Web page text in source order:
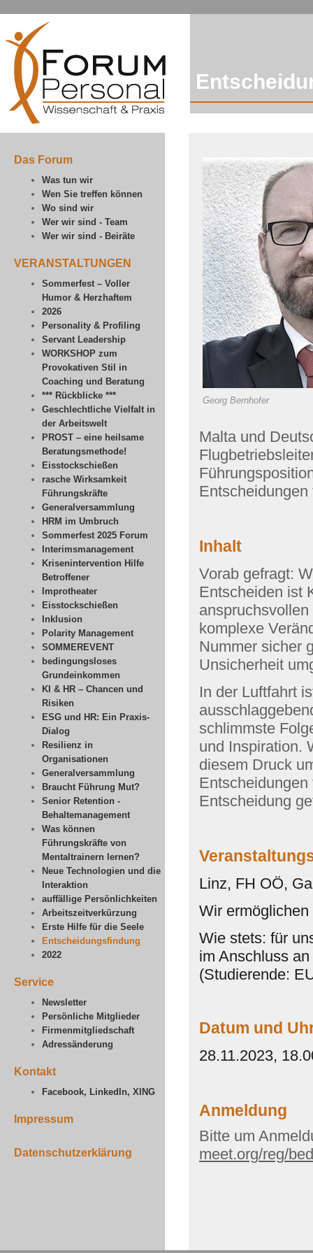
Das Forum
Was tun wir
Wen Sie treffen können
Wo sind wir
Wer wir sind - Team
Wer wir sind - Beiräte
VERANSTALTUNGEN
Sommerfest – Voller
Humor & Herzhaftem
2026
Personality & Profiling
Servant Leadership
WORKSHOP zum
Provokativen Stil in
Coaching und Beratung
*** Rückblicke ***
Geschlechtliche Vielfalt in
der Arbeitswelt
PROST – eine heilsame
Beratungsmethode!
Eisstockschießen
rasche Wirksamkeit
Führungskräfte
Generalversammlung
HRM im Umbruch
Sommerfest 2025 Forum
Interimsmanagement
Krisenintervention Hilfe
Betroffener
Improtheater
Eisstockschießen
Inklusion
Polarity Management
SOMMEREVENT
bedingungsloses
Grundeinkommen
KI & HR – Chancen und
Risiken
ESG und HR: Ein Praxis-
Dialog
Resilienz in
Organisationen
Generalversammlung
Braucht Führung Mut?
Senior Retention -
Behaltemanagement
Was können
Führungskräfte von
Mentaltrainern lernen?
Neue Technologien und die
Interaktion
auffällige Persönlichkeiten
Arbeitszeitverkürzung
Erste Hilfe für die Seele
Entscheidungsfindung
2022
Service
Newsletter
Persönliche Mitglieder
Firmenmitgliedschaft
Adressänderung
Kontakt
Facebook, LinkedIn, XING
Impressum
Datenschutzerklärung
Georg Bernhofer
Malta und
Inhalt
Vorab gefragt:
Entscheiden ist
komplexe
Nummer sicher
Unsicherheit
In der Luftfahrt
schlimmste
und Inspiration.
diesem Druck
Entscheidung
Linz, FH OÖ,
Wir
Wie stets: für
im Anschluss
(Studierende:
Datum und
28.11.2023,
Anmeldung
Bitte um
meet.org/reg/